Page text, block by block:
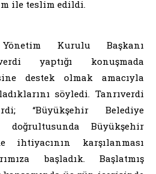
ile teslim edildi.
Kurulu Başkanı
yaptığı konuşmada
destek olmak amacıyla
söyledi. Tanrıverdi
“Büyükşehir Belediye
doğrultusunda Büyükşehir
ihtiyacının karşılanması
başladık. Başlatmış